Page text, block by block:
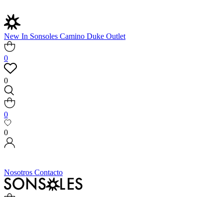
New In Sonsoles Camino Duke Outlet
0
0
0
0
Nosotros Contacto